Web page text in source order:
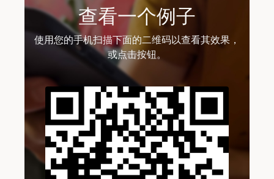
查看一个例子
使用您的手机扫描下面的二维码以查看其效果，
或点击按钮。